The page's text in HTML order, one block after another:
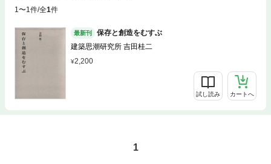
1〜1件/全1件
最新刊
保存と創造をむすぶ
建築思潮研究所 吉田桂二
2,200
試し読み カートへ
1